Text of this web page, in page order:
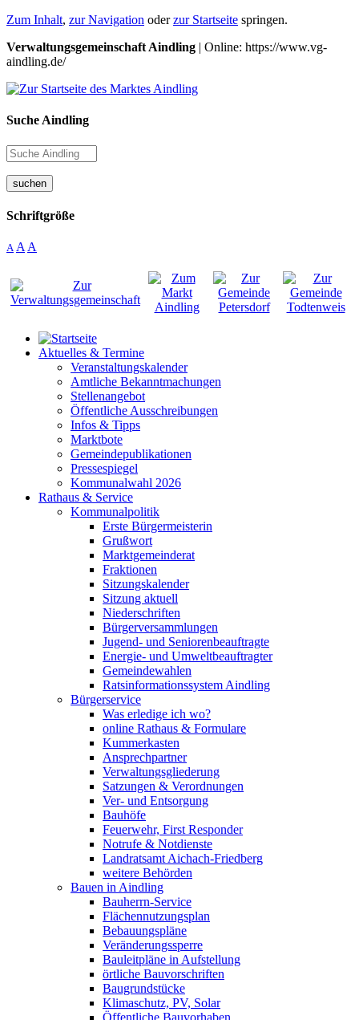
Zum Inhalt, zur Navigation oderzur Startseite springen.
Verwaltungsgemeinschaft Aindling | Online: https://www.vg-
aindling.de/
Suche Aindling
suchen
Schriftgröße
A A A
Aktuelles & Termine
Veranstaltungskalender
Amtliche Bekanntmachungen
Stellenangebot
Öffentliche Ausschreibungen
Infos & Tipps
Marktbote
Gemeindepublikationen
Pressespiegel
Kommunalwahl 2026
Rathaus & Service
Kommunalpolitik
Erste Bürgermeisterin
Grußwort
Marktgemeinderat
Fraktionen
Sitzungskalender
Sitzung aktuell
Niederschriften
Bürgerversammlungen
Jugend- und Seniorenbeauftragte
Energie- und Umweltbeauftragter
Gemeindewahlen
Ratsinformationssystem Aindling
Bürgerservice
Was erledige ich wo?
online Rathaus & Formulare
Kummerkasten
Ansprechpartner
Verwaltungsgliederung
Satzungen & Verordnungen
Ver- und Entsorgung
Bauhöfe
Feuerwehr, First Responder
Notrufe & Notdienste
Landratsamt Aichach-Friedberg
weitere Behörden
Bauen in Aindling
Bauherrn-Service
Flächennutzungsplan
Bebauungspläne
Veränderungssperre
Bauleitpläne in Aufstellung
örtliche Bauvorschriften
Baugrundstücke
Klimaschutz, PV, Solar
Öffentliche Bauvorhaben